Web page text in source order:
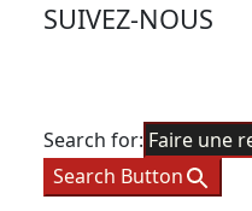
SUIVEZ-NOUS
Search for:
Search Button